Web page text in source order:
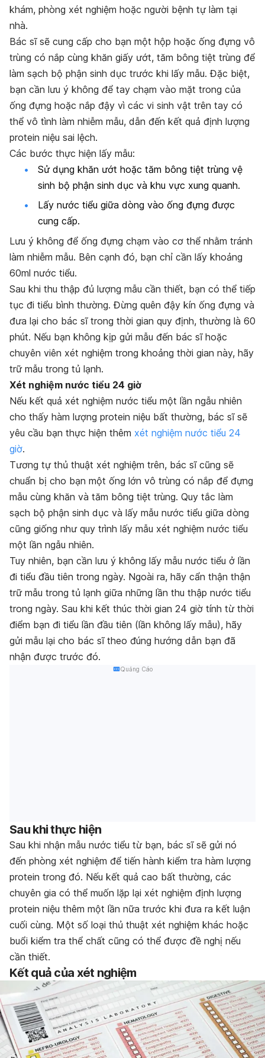
khám, phòng xét nghiệm hoặc người bệnh tự làm tại
nhà.
Bác sĩ sẽ cung cấp cho bạn một hộp hoặc ống đựng vô
trùng có nắp cùng khăn giấy ướt, tăm bông tiệt trùng để
làm sạch bộ phận sinh dục trước khi lấy mẫu. Đặc biệt,
bạn cần lưu ý không để tay chạm vào mặt trong của
ống đựng hoặc nắp đậy vì các vi sinh vật trên tay có
thể vô tình làm nhiễm mẫu, dẫn đến kết quả định lượng
protein niệu sai lệch.
Các bước thực hiện lấy mẫu:
Sử dụng khăn ướt hoặc tăm bông tiệt trùng vệ
sinh bộ phận sinh dục và khu vực xung quanh.
Lấy nước tiểu giữa dòng vào ống đựng được
cung cấp.
Lưu ý không để ống đựng chạm vào cơ thể nhằm tránh
làm nhiễm mẫu. Bên cạnh đó, bạn chỉ cần lấy khoảng
60ml nước tiểu.
Sau khi thu thập đủ lượng mẫu cần thiết, bạn có thể tiếp
tục đi tiểu bình thường. Đừng quên đậy kín ống đựng và
đưa lại cho bác sĩ trong thời gian quy định, thường là 60
phút. Nếu bạn không kịp gửi mẫu đến bác sĩ hoặc
chuyên viên xét nghiệm trong khoảng thời gian này, hãy
trữ mẫu trong tủ lạnh.
Xét nghiệm nước tiểu 24 giờ
Nếu kết quả xét nghiệm nước tiểu một lần ngẫu nhiên
cho thấy hàm lượng protein niệu bất thường, bác sĩ sẽ
yêu cầu bạn thực hiện thêm xét nghiệm nước tiểu 24
giờ.
Tương tự thủ thuật xét nghiệm trên, bác sĩ cũng sẽ
chuẩn bị cho bạn một ống lớn vô trùng có nắp để đựng
mẫu cùng khăn và tăm bông tiệt trùng. Quy tắc làm
sạch bộ phận sinh dục và lấy mẫu nước tiểu giữa dòng
cũng giống như quy trình lấy mẫu xét nghiệm nước tiểu
một lần ngẫu nhiên.
Tuy nhiên, bạn cần lưu ý không lấy mẫu nước tiểu ở lần
đi tiểu đầu tiên trong ngày. Ngoài ra, hãy cẩn thận thận
trữ mẫu trong tủ lạnh giữa những lần thu thập nước tiểu
trong ngày. Sau khi kết thúc thời gian 24 giờ tính từ thời
điểm bạn đi tiểu lần đầu tiên (lần không lấy mẫu), hãy
gửi mẫu lại cho bác sĩ theo đúng hướng dẫn bạn đã
nhận được trước đó.
Quảng Cáo
Sau khi thực hiện
Sau khi nhận mẫu nước tiểu từ bạn, bác sĩ sẽ gửi nó
đến phòng xét nghiệm để tiến hành kiểm tra hàm lượng
protein trong đó. Nếu kết quả cao bất thường, các
chuyên gia có thể muốn lặp lại xét nghiệm định lượng
protein niệu thêm một lần nữa trước khi đưa ra kết luận
cuối cùng. Một số loại thủ thuật xét nghiệm khác hoặc
buổi kiểm tra thể chất cũng có thể được đề nghị nếu
cần thiết.
Kết quả của xét nghiệm